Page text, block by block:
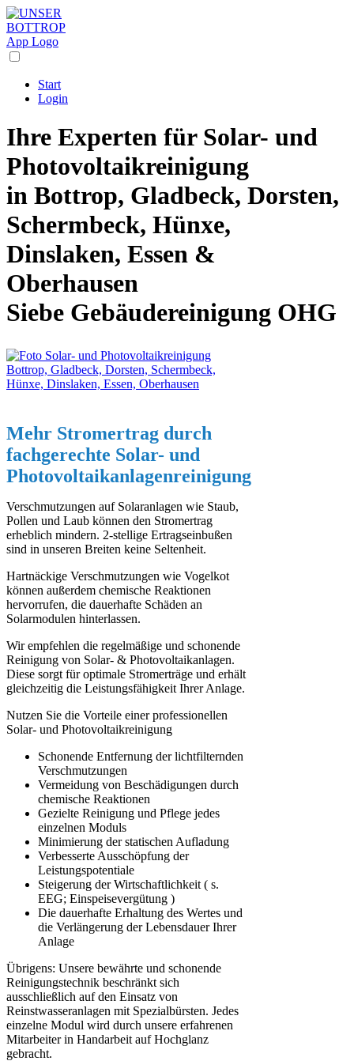
Start
Login
Ihre Experten für Solar- und
Photovoltaikreinigung
in Bottrop, Gladbeck, Dorsten,
Schermbeck, Hünxe,
Dinslaken, Essen &
Oberhausen
Siebe Gebäudereinigung OHG
Mehr Stromertrag durch
fachgerechte Solar- und
Photovoltaikanlagenreinigung
Verschmutzungen auf Solaranlagen wie Staub,
Pollen und Laub können den Stromertrag
erheblich mindern. 2-stellige Ertragseinbußen
sind in unseren Breiten keine Seltenheit.
Hartnäckige Verschmutzungen wie Vogelkot
können außerdem chemische Reaktionen
hervorrufen, die dauerhafte Schäden an
Solarmodulen hinterlassen.
Wir empfehlen die regelmäßige und schonende
Reinigung von Solar- & Photovoltaikanlagen.
Diese sorgt für optimale Stromerträge und erhält
gleichzeitig die Leistungsfähigkeit Ihrer Anlage.
Nutzen Sie die Vorteile einer professionellen
Solar- und Photovoltaikreinigung
Schonende Entfernung der lichtfilternden
Verschmutzungen
Vermeidung von Beschädigungen durch
chemische Reaktionen
Gezielte Reinigung und Pflege jedes
einzelnen Moduls
Minimierung der statischen Aufladung
Verbesserte Ausschöpfung der
Leistungspotentiale
Steigerung der Wirtschaftlichkeit ( s.
EEG; Einspeisevergütung )
Die dauerhafte Erhaltung des Wertes und
die Verlängerung der Lebensdauer Ihrer
Anlage
Übrigens: Unsere bewährte und schonende
Reinigungstechnik beschränkt sich
ausschließlich auf den Einsatz von
Reinstwasseranlagen mit Spezialbürsten. Jedes
einzelne Modul wird durch unsere erfahrenen
Mitarbeiter in Handarbeit auf Hochglanz
gebracht.